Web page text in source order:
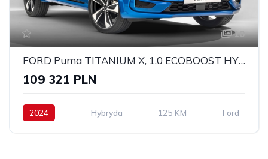
10
FORD Puma TITANIUM X, 1.0 ECOBOOST HYBRID 125KM, POWERSHIFT A7
109 321 PLN
2024 Hybryda 125 KM Ford